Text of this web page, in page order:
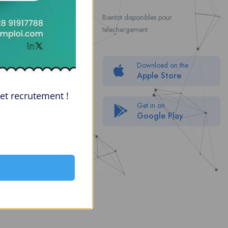
About Us
Politique de confidentialité
Packages
Bientot disponibles pour
telechargement
Download on the
Apple Store
Get in on
Google Play
recrutement !